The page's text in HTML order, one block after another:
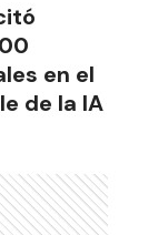
en el
de la IA